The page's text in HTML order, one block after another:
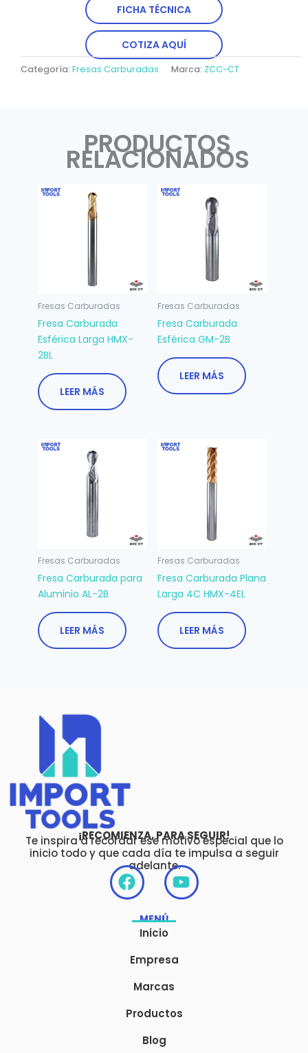
FICHA TÉCNICA
COTIZA AQUÍ
Categoría: Fresas Carburadas Marca: ZCC-CT
PRODUCTOS
RELACIONADOS
Fresas Carburadas
Fresa Carburada
Esférica Larga HMX-
2BL
LEER MÁS
Fresas Carburadas
Fresa Carburada
Esférica GM-2B
LEER MÁS
Fresas Carburadas
Fresa Carburada para
Aluminio AL-2B
LEER MÁS
Fresas Carburadas
Fresa Carburada Plana
Larga 4C HMX-4EL
LEER MÁS
¡RECOMIENZA, PARA SEGUIR!
Te inspira a recordar ese motivo especial que lo
inicio todo y que cada día te impulsa a seguir
adelante.
F
a
c
e
o
k
Y
o
u
MENÚ
Inicio
Empresa
Marcas
Productos
Blog